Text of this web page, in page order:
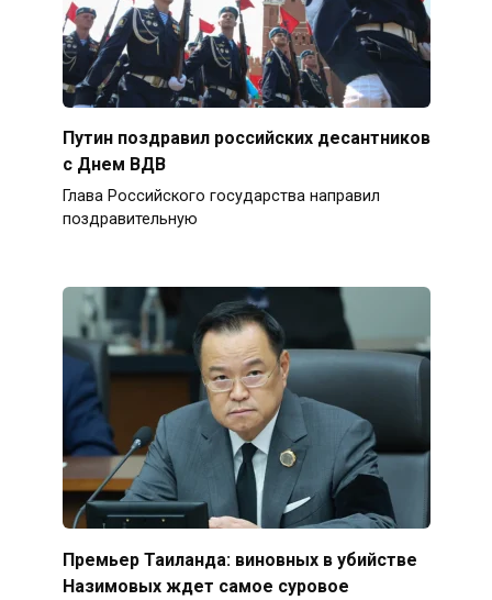
Путин поздравил российских десантников
с Днем ВДВ
Глава Российского государства направил
поздравительную
Премьер Таиланда: виновных в убийстве
Назимовых ждет самое суровое